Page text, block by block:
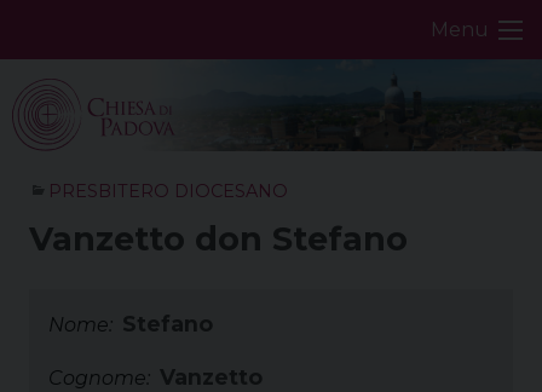
Menu
PRESBITERO DIOCESANO
Vanzetto don Stefano
Nome: Stefano
Cognome: Vanzetto